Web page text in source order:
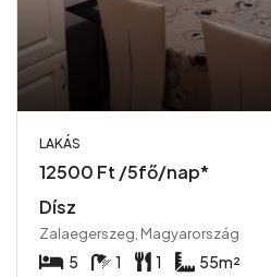
LAKÁS
12500 Ft /5fő/nap*
Dísz
Zalaegerszeg, Magyarország
5 1 1 55m²